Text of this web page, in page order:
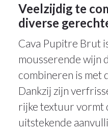
Veelzijdig te
diverse
Cava Pupitre Brut
mousserende wijn
combineren is met
Dankzij zijn
rijke textuur vormt
uitstekende